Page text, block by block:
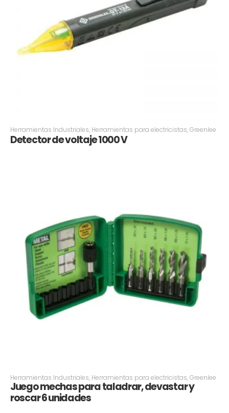
Herramientas Industriales, Herramientas para electricistas,Greenlee
Detector de voltaje 1000 V
Herramientas Industriales, Herramientas para electricistas,Greenlee
Juego mechas para taladrar, devastar y
roscar 6 unidades